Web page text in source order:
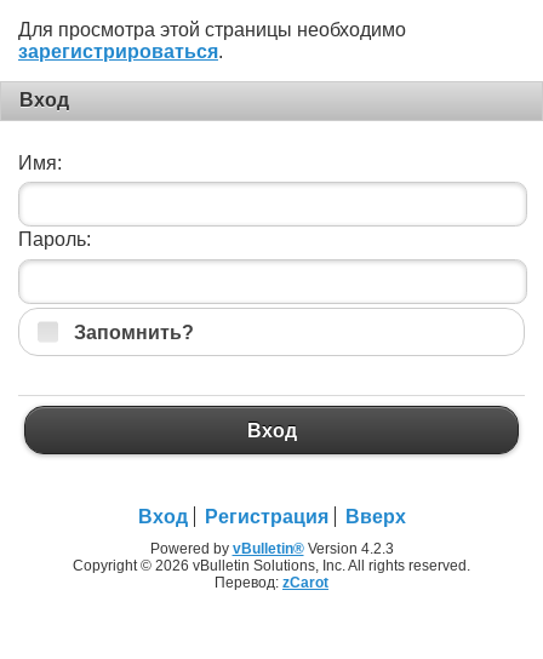
Для просмотра этой страницы необходимо
зарегистрироваться.
Вход
Имя:
Пароль:
Запомнить?
Вход
Вход Регистрация Вверх
Powered by vBulletin®Version 4.2.3
Copyright © 2026 vBulletin Solutions, Inc. All rights reserved.
Перевод: zCarot